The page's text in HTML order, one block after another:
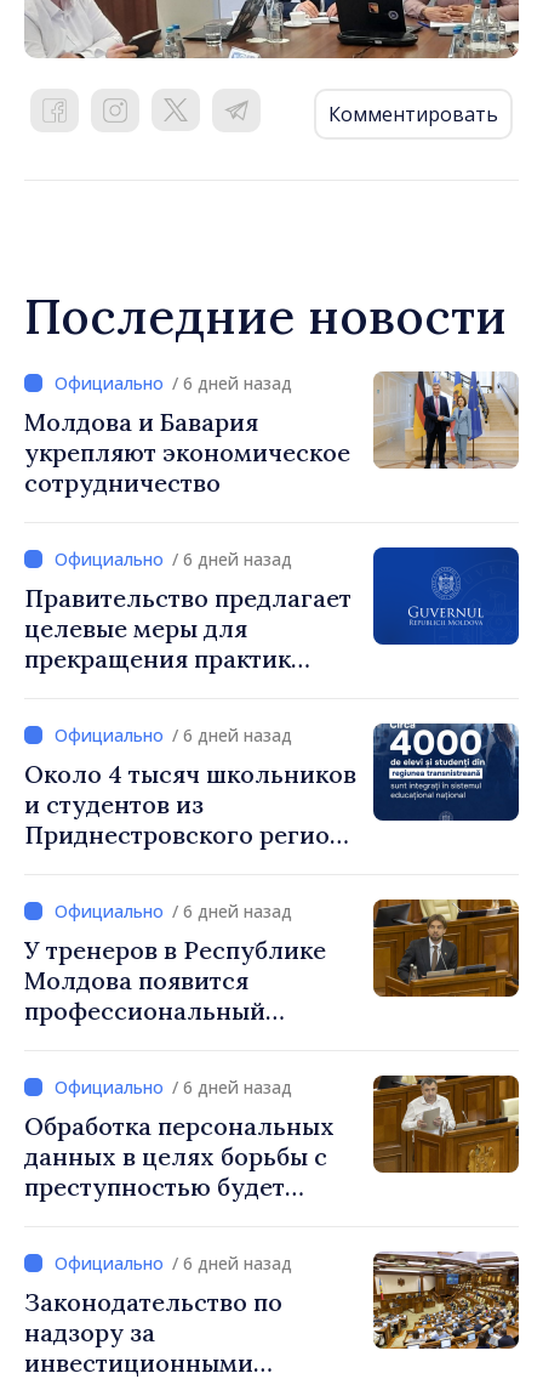
Комментировать
Последние новости
/ 6 дней назад
Молдова и Бавария
укрепляют экономическое
сотрудничество
/ 6 дней назад
Правительство предлагает
целевые меры для
прекращения практик
вознаграждения
/ 6 дней назад
Около 4 тысяч школьников
и студентов из
Приднестровского региона
национальную систему
образования/ 6 дней назад
У тренеров в Республике
Молдова появится
профессиональный
отмечаться ежегодно 25
сентября
/ 6 дней назад
Обработка персональных
данных в целях борьбы с
преступностью будет
законом
/ 6 дней назад
Законодательство по
надзору за
инвестиционными